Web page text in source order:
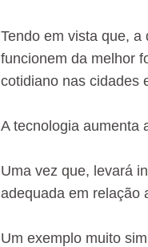
Tendo em vista que,
funcionem da melhor
cotidiano nas cidades
A tecnologia aumenta
Uma vez que, levará
adequada em relação
Um exemplo muito